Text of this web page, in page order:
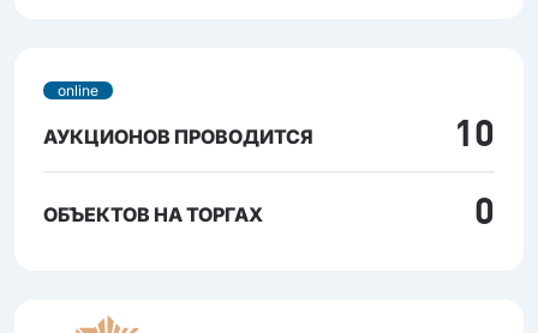
online
АУКЦИОНОВ ПРОВОДИТСЯ 10
ОБЪЕКТОВ НА ТОРГАХ 0